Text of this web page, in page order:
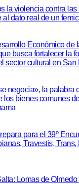
la violencia contra las
al dato real de un
Económico de
busca fortalecer la
sector cultural en San
negocia», la palabra
los bienes comunes
para el 39º
Travestis,
Lomas de